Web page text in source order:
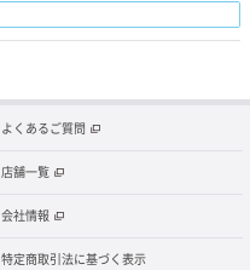
よくあるご質問
店舗一覧
会社情報
特定商取引法に基づく表示